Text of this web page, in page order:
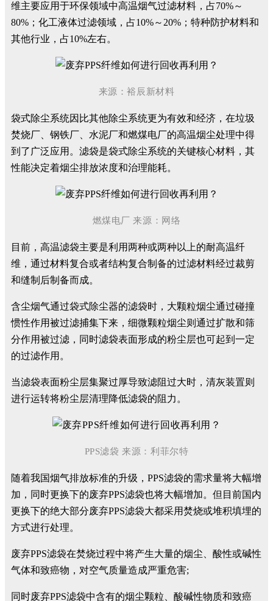
维主要应用于环保领域中高温烟气过滤材料，占70%～
80%；化工液体过滤领域，占10%～20%；特种防护材料和
其他行业，占10%左右。
来源：裕辰新材料
袋式除尘系统因比其他除尘系统更为有效和经济，在垃圾
焚烧厂、钢铁厂、水泥厂和燃煤电厂的高温烟尘处理中得
到了广泛应用。滤袋是袋式除尘系统的关键核心材料，其
性能决定着烟尘排放浓度和治理能耗。
燃煤电厂 来源： 网络
目前，高温滤袋主要是利用两种或两种以上的耐高温纤
维，通过材料复合或者结构复合制备的过滤材料经过裁剪
和缝制后制备而成。
含尘烟气通过袋式除尘器的滤袋时，大颗粒烟尘通过碰撞
惯性作用被过滤捕集下来，细微颗粒烟尘则通过扩散和筛
分作用被过滤，同时滤袋表面形成的粉尘层也可起到一定
的过滤作用。
当滤袋表面粉尘层集聚过厚导致滤阻过大时，清灰装置则
进行运转将粉尘层清理降低滤袋的阻力。
PPS滤袋 来源：利菲尔特
随着我国烟气排放标准的升级，PPS滤袋的需求量将大幅增
加，同时更换下的废弃PPS滤袋也将大幅增加。但目前国内
更换下的绝大部分废弃PPS滤袋大都采用焚烧或堆积填埋的
方式进行处理。
废弃PPS滤袋在焚烧过程中将产生大量的烟尘、酸性或碱性
气体和致癌物，对空气质量造成严重危害;
同时废弃PPS滤袋中含有的烟尘颗粒、酸碱性物质和致癌